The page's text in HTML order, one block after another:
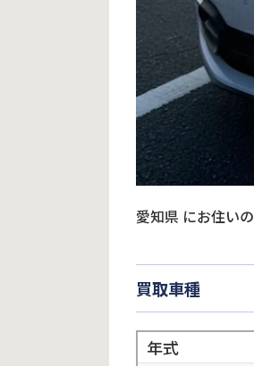
愛知県 にお住いの
買取車種
年式